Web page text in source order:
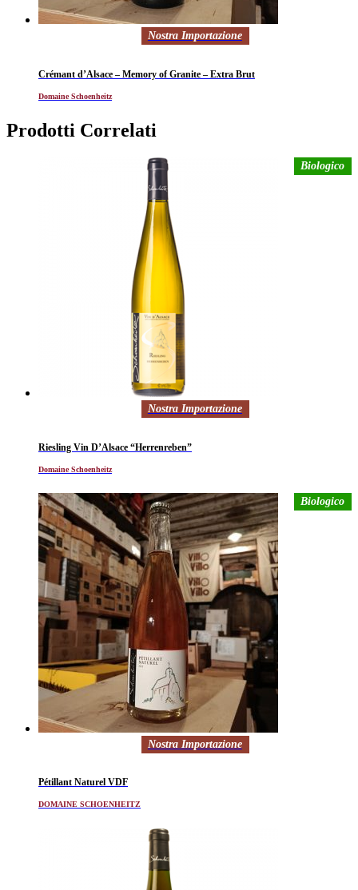
Nostra Importazione
Crémant d’Alsace – Memory of Granite – Extra Brut
Domaine Schoenheitz
Prodotti Correlati
Biologico
Nostra Importazione
Riesling Vin D’Alsace “Herrenreben”
Domaine Schoenheitz
Biologico
Nostra Importazione
Pétillant Naturel VDF
DOMAINE SCHOENHEITZ